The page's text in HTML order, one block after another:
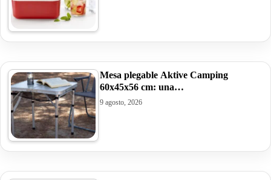
Mesa plegable Aktive Camping
60x45x56 cm: una…
9 agosto, 2026